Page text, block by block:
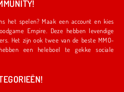
het spelen? Maak een account en kies
Empire. Deze hebben levendige
Het zijn ook twee van de beste MMO-
sociale